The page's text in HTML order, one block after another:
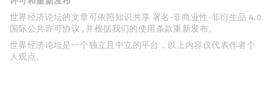
世界经济论坛的文章可依照知识共享 署名-非商业性-非衍生品 4.0
国际公共许可协议 , 并根据我们的使用条款重新发布。
世界经济论坛是一个独立且中立的平台，以上内容仅代表作者个
人观点。